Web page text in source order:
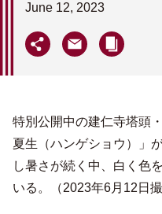
June 12, 2023
特別公開中の建仁寺塔頭
夏生（ハンゲショウ）」
し暑さが続く中、白く色
いる。（2023年6月12日撮